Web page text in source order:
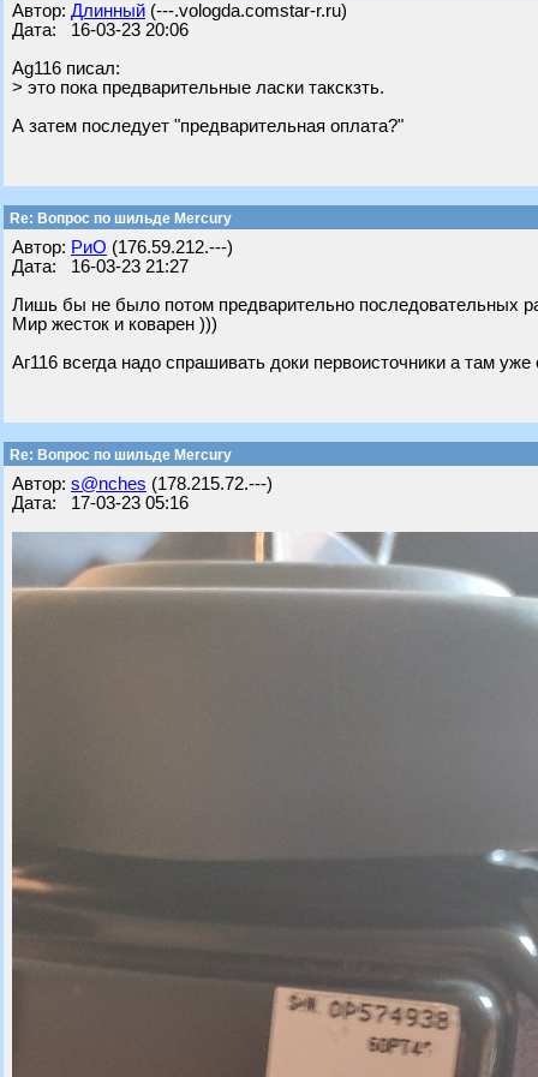
Автор: Длинный (---.vologda.comstar-r.ru)
Дата: 16-03-23 20:06
Ag116 писал:
> это пока предварительные ласки такскзть.
А затем последует "предварительная оплата?"
Re: Вопрос по шильде Mercury
Автор: РиО (176.59.212.---)
Дата: 16-03-23 21:27
Лишь бы не было потом предварительно последовательных
Мир жесток и коварен )))
Аг116 всегда надо спрашивать доки первоисточники а там
Re: Вопрос по шильде Mercury
Автор: s@nches (178.215.72.---)
Дата: 17-03-23 05:16